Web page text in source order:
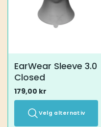
EarWear Sleeve 3.0
Closed
179,00 kr
Velg alternativ